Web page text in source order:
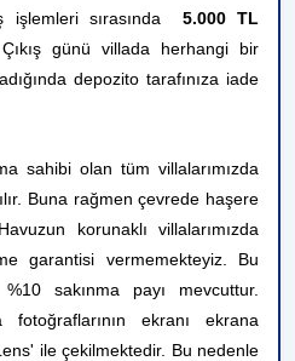
işlemleri sırasında 5.000 TL
günü villada herhangi bir
depozito tarafınıza iade
sahibi olan tüm villalarımızda
Buna rağmen çevrede haşere
korunaklı villalarımızda
garantisi vermemekteyiz. Bu
sakınma payı mevcuttur.
ekranı ekrana
ile çekilmektedir. Bu nedenle